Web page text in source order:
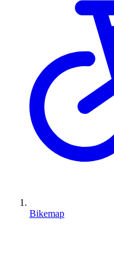
Bikemap